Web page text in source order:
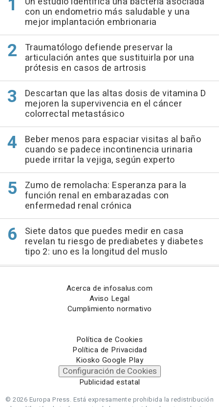
con un endometrio más saludable y una
mejor implantación embrionaria
Traumatólogo defiende preservar la
articulación antes que sustituirla por una
prótesis en casos de artrosis
Descartan que las altas dosis de vitamina D
mejoren la supervivencia en el cáncer
colorrectal metastásico
Beber menos para espaciar visitas al baño
cuando se padece incontinencia urinaria
puede irritar la vejiga, según experto
Zumo de remolacha: Esperanza para la
función renal en embarazadas con
enfermedad renal crónica
Siete datos que puedes medir en casa
revelan tu riesgo de prediabetes y diabetes
tipo 2: uno es la longitud del muslo
Acerca de infosalus.com
Aviso Legal
Cumplimiento normativo
Política de Cookies
Política de Privacidad
Kiosko Google Play
Configuración de Cookies
Publicidad estatal
© 2026 Europa Press. Está expresamente prohibida la redistribución